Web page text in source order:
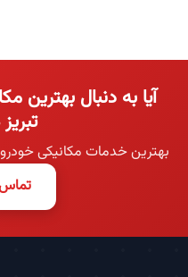
آیا به دنبال بهترین
بهترین خدمات مکانیکی خودرو